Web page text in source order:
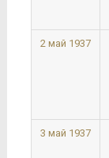
2 май 1937
3 май 1937